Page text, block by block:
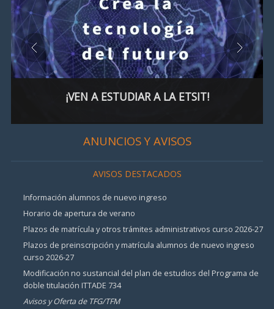
¡VEN A ESTUDIAR A LA ETSIT!
ANUNCIOS Y AVISOS
AVISOS DESTACADOS
Información alumnos de nuevo ingreso
Horario de apertura de verano
Plazos de matrícula y otros trámites administrativos curso 2026-27
Plazos de preinscripción y matrícula alumnos de nuevo ingreso
curso 2026-27
Modificación no sustancial del plan de estudios del Programa de
doble titulación ITTADE 734
Avisos y Oferta de TFG/TFM